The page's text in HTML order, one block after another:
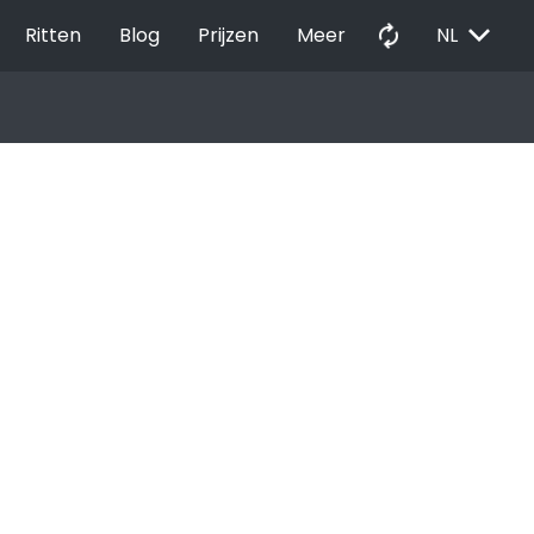
Ritten Blog Prijzen Meer autorenew NL EXPAND_MORE